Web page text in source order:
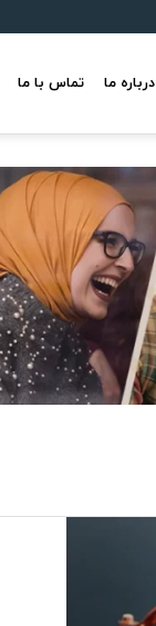
درباره ما تماس با ما